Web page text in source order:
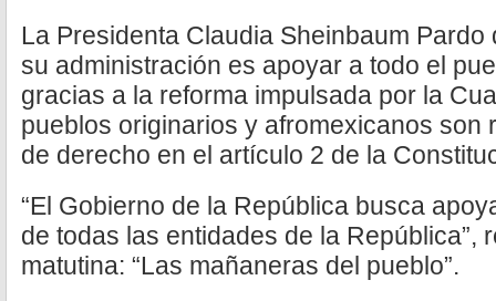
La Presidenta Claudia Sheinbaum
su administración es apoyar a todo el
gracias a la reforma impulsada por la
pueblos originarios y afromexicanos son
de derecho en el artículo 2 de la
“El Gobierno de la República busca
de todas las entidades de la República”,
matutina: “Las mañaneras del pueblo”.